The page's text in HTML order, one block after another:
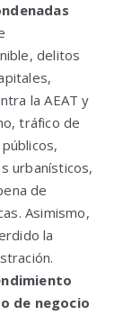
delitos
la AEAT y
tráfico de
urbanísticos,
de
Asimismo,
la
de negocio